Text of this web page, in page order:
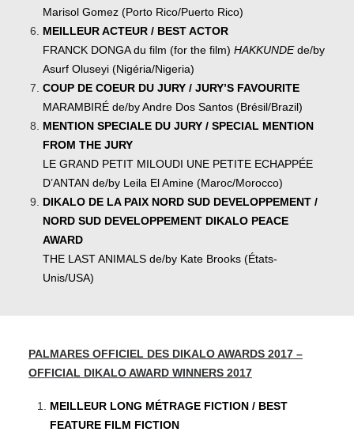
Marisol Gomez (Porto Rico/Puerto Rico)
MEILLEUR ACTEUR / BEST ACTOR
FRANCK DONGA du film (for the film) HAKKUNDEde/by
Asurf Oluseyi (Nigéria/Nigeria)
COUP DE COEUR DU JURY / JURY’S FAVOURITE
MARAMBIRÉ de/by Andre Dos Santos (Brésil/Brazil)
MENTION SPECIALE DU JURY / SPECIAL MENTION
FROM THE JURY
LE GRAND PETIT MILOUDI UNE PETITE ECHAPPÉE
D’ANTAN de/by Leila El Amine (Maroc/Morocco)
DIKALO DE LA PAIX NORD SUD DEVELOPPEMENT /
NORD SUD DEVELOPPEMENT DIKALO PEACE
AWARD
THE LAST ANIMALS de/by Kate Brooks (États-
Unis/USA)
PALMARES OFFICIEL DES DIKALO AWARDS 2017 –
OFFICIAL DIKALO AWARD WINNERS 2017
MEILLEUR LONG MÉTRAGE FICTION / BEST
FEATURE FILM FICTION